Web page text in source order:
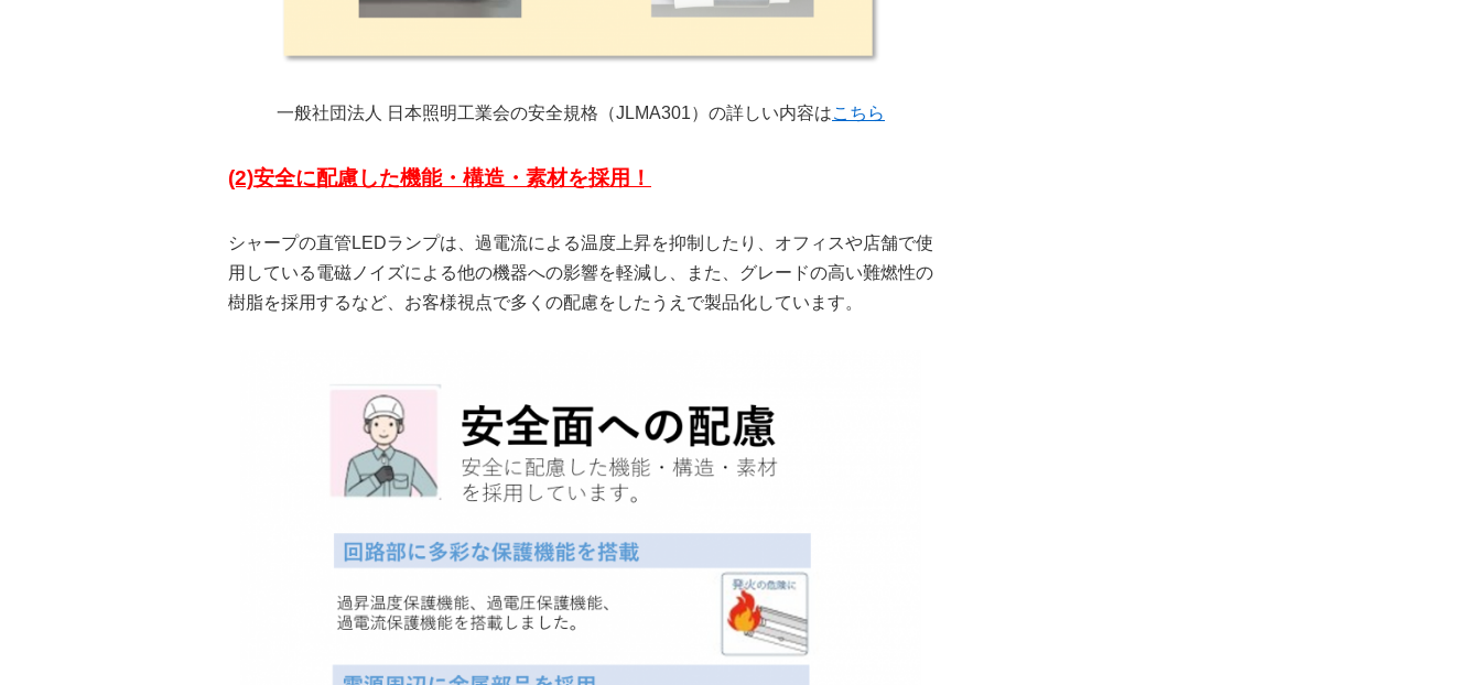
一般社団法人 日本照明工業会の安全規格（JLMA301）の詳しい内容はこちら
(2)安全に配慮した機能・構造・素材を採用！
シャープの直管LEDランプは、過電流による温度上昇を抑制したり、オフィスや店舗で使
用している電磁ノイズによる他の機器への影響を軽減し、また、グレードの高い難燃性の
樹脂を採用するなど、お客様視点で多くの配慮をしたうえで製品化しています。